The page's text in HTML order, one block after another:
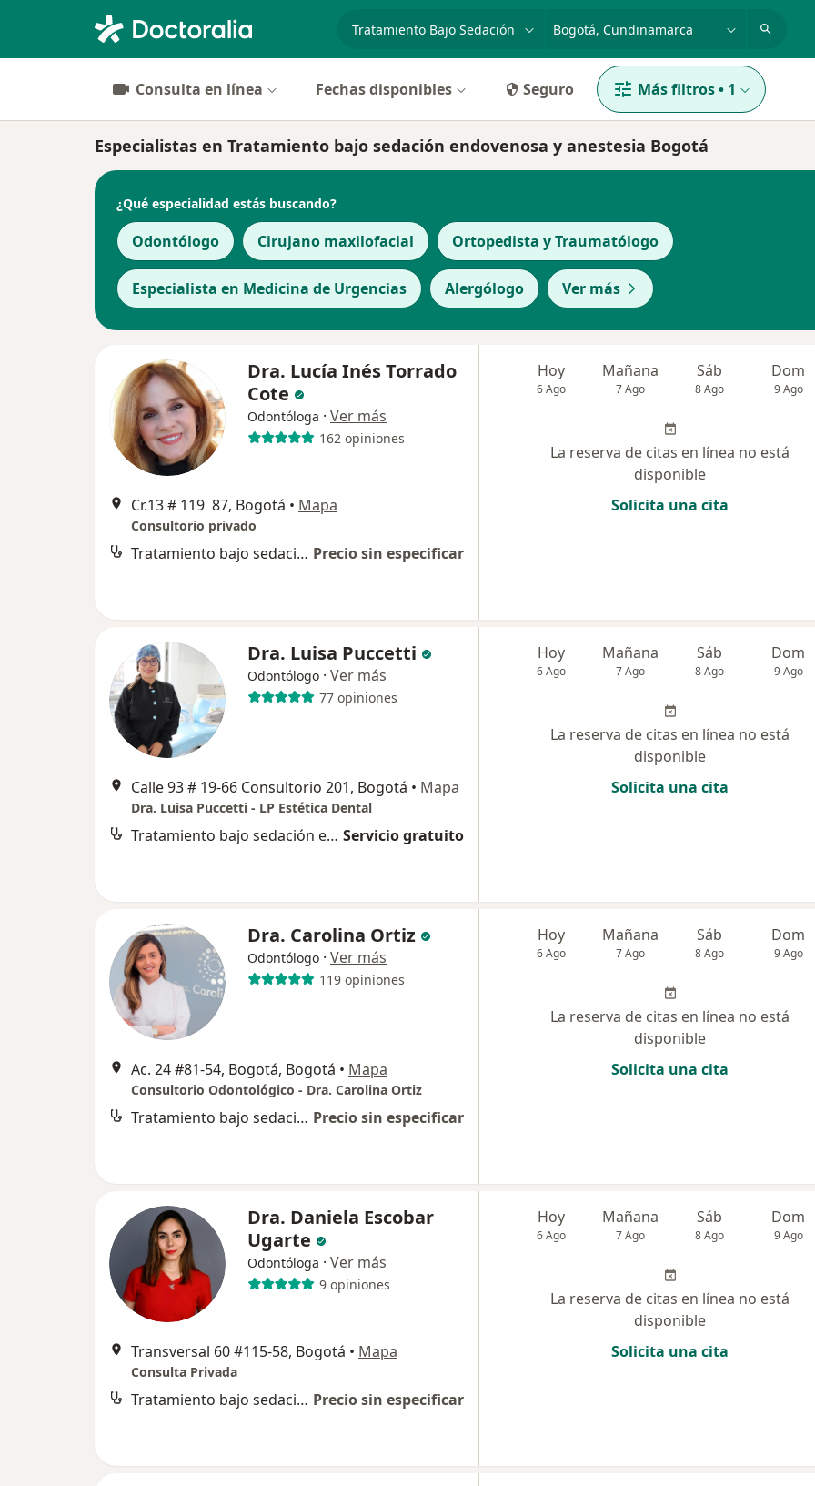
especialidad, enfermedad o nombre
p. ej. Bogotá
Consulta en línea Fechas disponibles Seguro Más filtros• 1
Especialistas en Tratamiento bajo sedación endovenosa y anestesia Bogotá
¿Qué especialidad estás buscando?
Odontólogo Cirujano maxilofacial Ortopedista y Traumatólogo
Especialista en Medicina de Urgencias Alergólogo Ver más
Dra. Lucía Inés Torrado
Cote
Odontóloga · Ver más
162 opiniones
Cr.13 # 119 87, Bogotá • Mapa
Consultorio privado
Tratamiento bajo sedación endovenosa y anestesia Precio sin especificar
Hoy
6 Ago
Mañana
7 Ago
Sáb
8 Ago
Dom
9 Ago
La reserva de citas en línea no está
disponible
Solicita una cita
Dra. Luisa Puccetti
Odontólogo · Ver más
77 opiniones
Calle 93 # 19-66 Consultorio 201, Bogotá • Mapa
Dra. Luisa Puccetti - LP Estética Dental
Tratamiento bajo sedación endovenosa y anestesia Servicio gratuito
Hoy
6 Ago
Mañana
7 Ago
Sáb
8 Ago
Dom
9 Ago
La reserva de citas en línea no está
disponible
Solicita una cita
Dra. Carolina Ortiz
Odontólogo · Ver más
119 opiniones
Ac. 24 #81-54, Bogotá, Bogotá • Mapa
Consultorio Odontológico - Dra. Carolina Ortiz
Tratamiento bajo sedación endovenosa y anestesia Precio sin especificar
Hoy
6 Ago
Mañana
7 Ago
Sáb
8 Ago
Dom
9 Ago
La reserva de citas en línea no está
disponible
Solicita una cita
Dra. Daniela Escobar
Ugarte
Odontóloga · Ver más
9 opiniones
Transversal 60 #115-58, Bogotá • Mapa
Consulta Privada
Tratamiento bajo sedación endovenosa y anestesia Precio sin especificar
Hoy
6 Ago
Mañana
7 Ago
Sáb
8 Ago
Dom
9 Ago
La reserva de citas en línea no está
disponible
Solicita una cita